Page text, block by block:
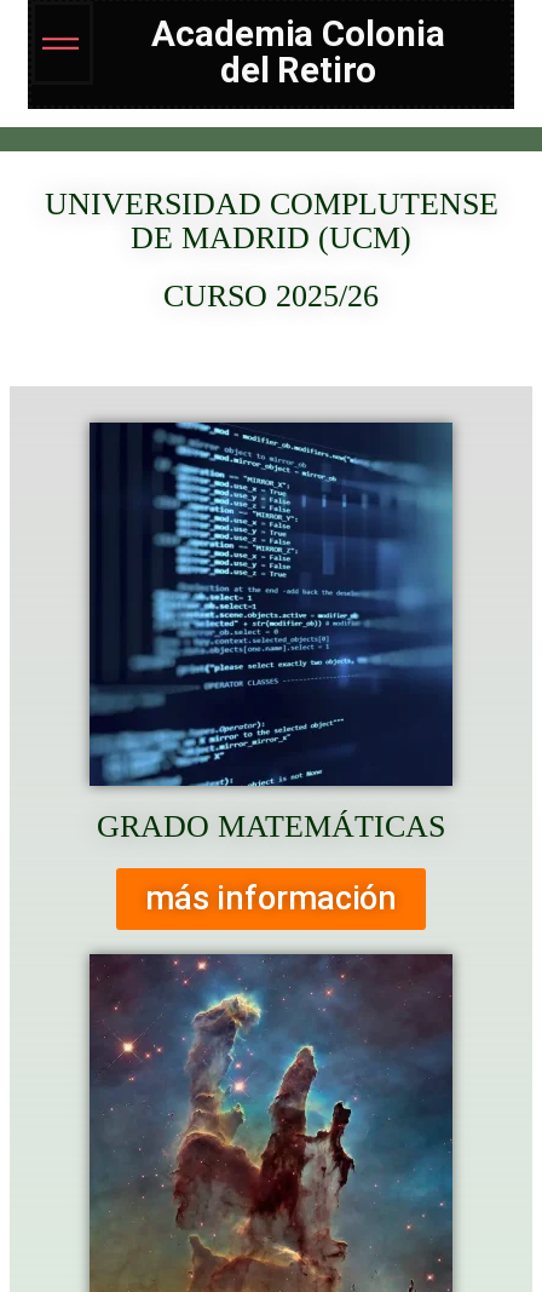
Academia Colonia
del Retiro
UNIVERSIDAD COMPLUTENSE
DE MADRID (UCM)
CURSO 2025/26
GRADO MATEMÁTICAS
más información